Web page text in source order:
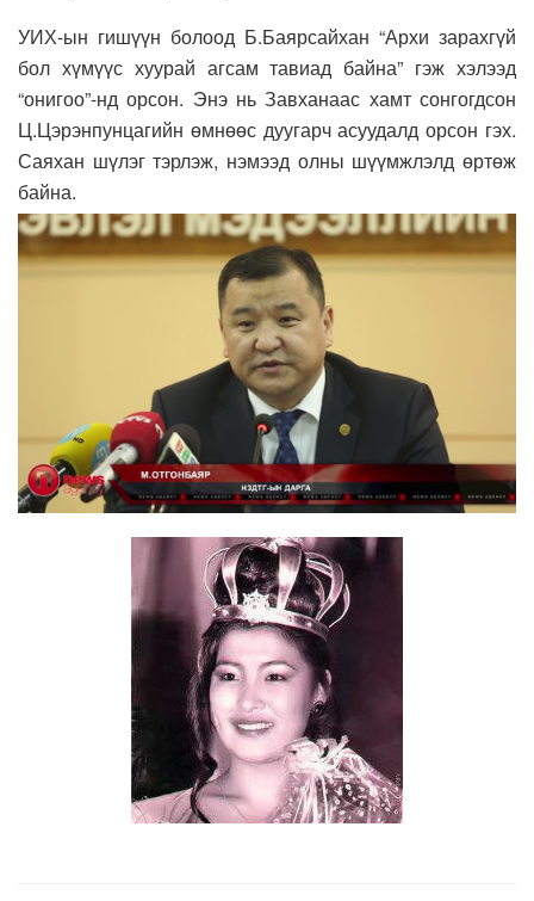
УИХ-ын гишүүн болоод Б.Баярсайхан “Архи зарахгүй
бол хүмүүс хуурай агсам тавиад байна” гэж хэлээд
“онигоо”-нд орсон. Энэ нь Завханаас хамт сонгогдсон
Ц.Цэрэнпунцагийн өмнөөс дуугарч асуудалд орсон гэх.
Саяхан шүлэг тэрлэж, нэмээд олны шүүмжлэлд өртөж
байна.